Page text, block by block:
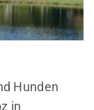
Hunden
in